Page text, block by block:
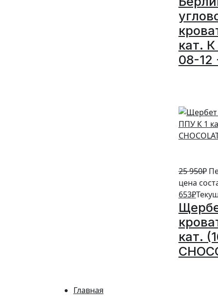
Главная
кат.
08-12
25 950₽
цена
653₽
кат.